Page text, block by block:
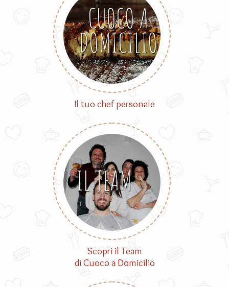
CUOCO A
DOMICILIO
Il tuo chef personale
IL TEAM
Scopri il Team
di Cuoco a Domicilio